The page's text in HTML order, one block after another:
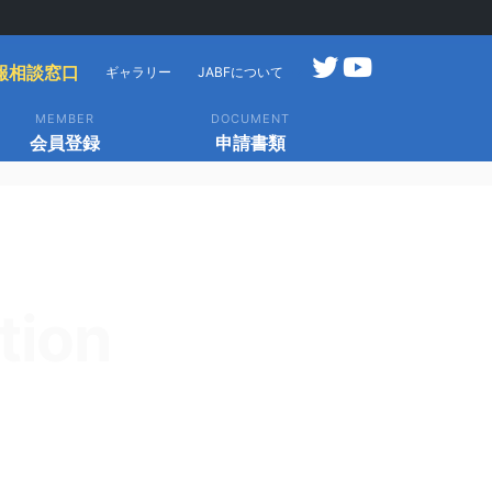
相談窓口 ギャラリー JABFについて
MEMBER
会員登録
DOCUMENT
申請書類